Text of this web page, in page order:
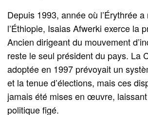
Depuis 1993, année où l’Érythrée
l’Éthiopie, Isaias Afwerki exerce la
Ancien dirigeant du mouvement
reste le seul président du pays. La
adoptée en 1997 prévoyait un
et la tenue d’élections, mais ces
jamais été mises en œuvre,
politique figé.